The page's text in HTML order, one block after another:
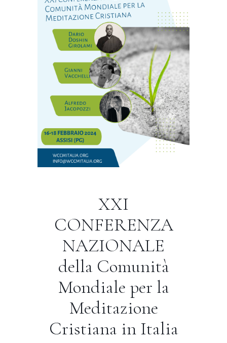
XXI
CONFERENZA
NAZIONALE
della Comunità
Mondiale per la
Meditazione
Cristiana in Italia